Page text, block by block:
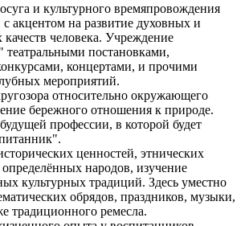
и культурного времяпровождения
акцентом на развитие духовных и
человека. Учреждение
театральными постановками,
концертами, и прочими
мероприятий.
относительно окружающего
бережного отношения к природе.
профессии, в которой будет
ценностей, этнических
определённых народов, изучение
культурных традиций. Здесь уместно
обрядов, праздников, музыки,
традиционного ремесла.